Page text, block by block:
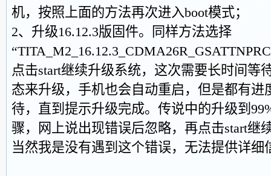
机，按照上面的方法再次进入boot模式；
2、升级16.12.3版固件。同样方法选择
点击start继续升级系统，这次需要长时间等
态来升级，手机也会自动重启，但是都有进
待，直到提示升级完成。传说中的升级到
骤，网上说出现错误后忽略，再点击start继
当然我是没有遇到这个错误，无法提供详细